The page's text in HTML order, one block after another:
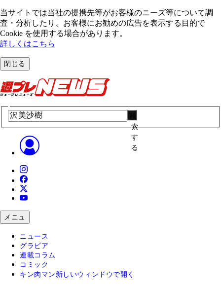
当サイトでは当社の提携先等がお客様のニーズ等について調
査・分析したり、お客様にお勧めの広告を表⽰する⽬的で
Cookie を使⽤する場合があります。
詳しくはこちら
閉じる
索
す
る
メニュ
ニュース
グラビア
連載コラム
コミック
キン肉マン 新しいウィンドウで開く